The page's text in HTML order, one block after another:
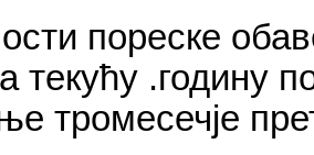
пореске
текућу .годину
тромесечје